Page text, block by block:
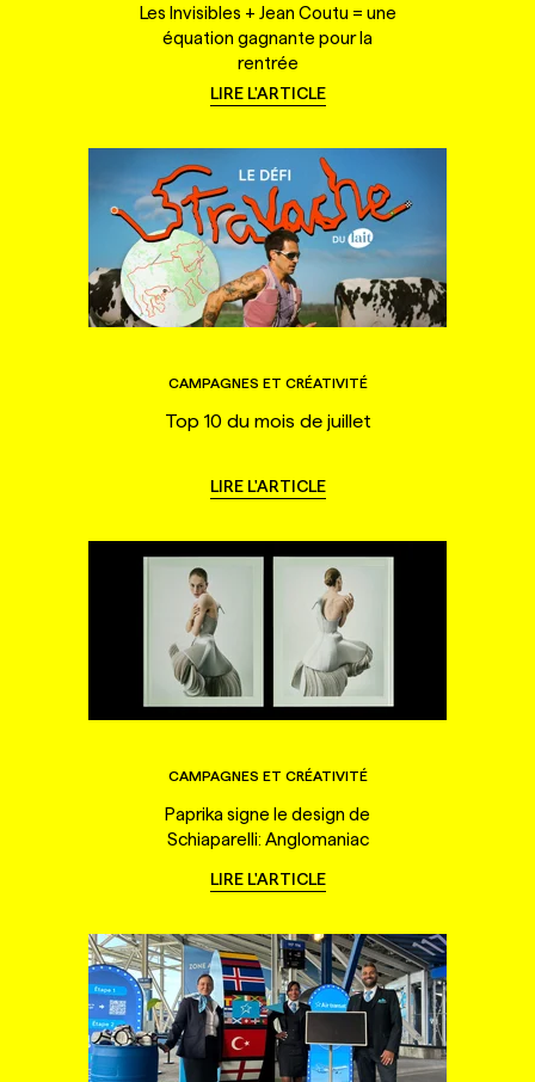
Les Invisibles + Jean Coutu = une
équation gagnante pour la
rentrée
LIRE L'ARTICLE
CAMPAGNES ET CRÉATIVITÉ
Top 10 du mois de juillet
LIRE L'ARTICLE
CAMPAGNES ET CRÉATIVITÉ
Paprika signe le design de
Schiaparelli: Anglomaniac
LIRE L'ARTICLE